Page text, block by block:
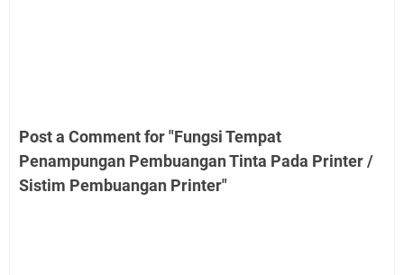
Post a Comment for "Fungsi Tempat
Penampungan Pembuangan Tinta Pada Printer /
Sistim Pembuangan Printer"